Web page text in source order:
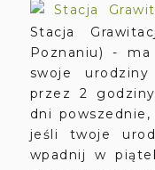
Stacja
Stacja
Poznaniu) -
swoje
przez 2
dni
jeśli twoje
wpadnij w